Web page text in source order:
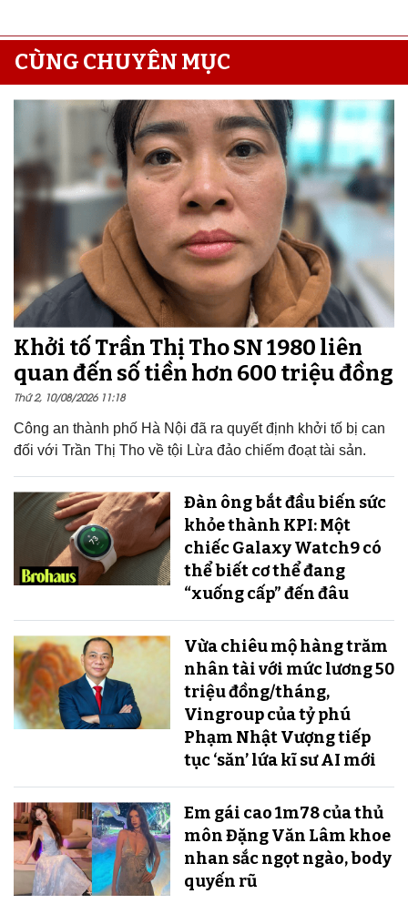
CÙNG CHUYÊN MỤC
Khởi tố Trần Thị Tho SN 1980 liên
quan đến số tiền hơn 600 triệu đồng
Thứ 2, 10/08/2026 11:18
Công an thành phố Hà Nội đã ra quyết định khởi tố bị can
đối với Trần Thị Tho về tội Lừa đảo chiếm đoạt tài sản.
Đàn ông bắt đầu biến sức
khỏe thành KPI: Một
chiếc Galaxy Watch9 có
thể biết cơ thể đang
“xuống cấp” đến đâu
Vừa chiêu mộ hàng trăm
nhân tài với mức lương 50
triệu đồng/tháng,
Vingroup của tỷ phú
Phạm Nhật Vượng tiếp
tục ‘săn’ lứa kĩ sư AI mới
Em gái cao 1m78 của thủ
môn Đặng Văn Lâm khoe
nhan sắc ngọt ngào, body
quyến rũ